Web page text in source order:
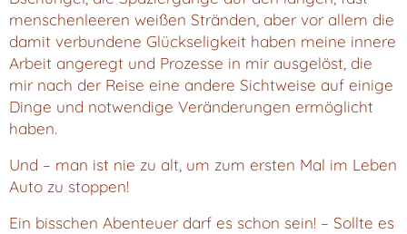
menschenleeren weißen Stränden, aber vor allem die
damit verbundene Glückseligkeit haben meine innere
Arbeit angeregt und Prozesse in mir ausgelöst, die
mir nach der Reise eine andere Sichtweise auf einige
Dinge und notwendige Veränderungen ermöglicht
haben.
Und – man ist nie zu alt, um zum ersten Mal im Leben
Auto zu stoppen!
Ein bisschen Abenteuer darf es schon sein! – Sollte es